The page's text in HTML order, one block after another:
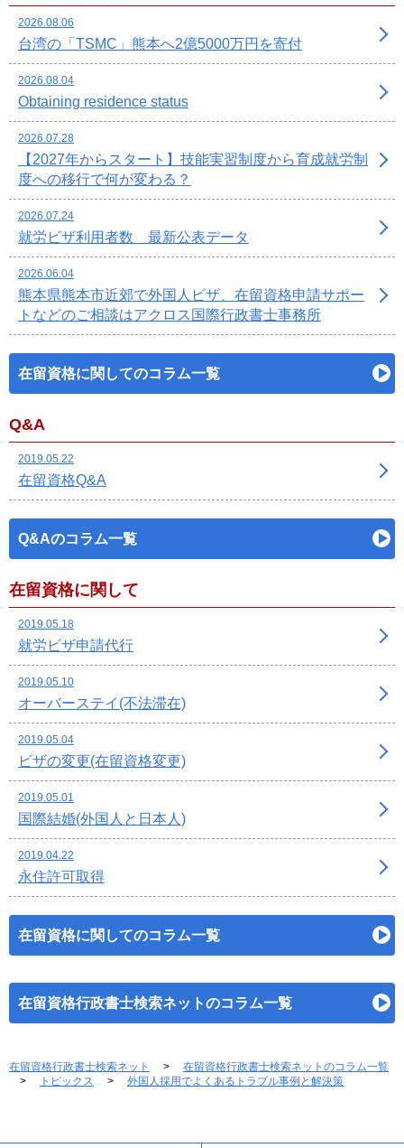
2026.08.06
台湾の「TSMC」熊本へ2億5000万円を寄付
2026.08.04
Obtaining residence status
2026.07.28
【2027年からスタート】技能実習制度から育成就労制
度への移行で何が変わる？
2026.07.24
就労ビザ利用者数 最新公表データ
2026.06.04
熊本県熊本市近郊で外国人ビザ、在留資格申請サポー
トなどのご相談はアクロス国際行政書士事務所
在留資格に関してのコラム一覧
Q&A
2019.05.22
在留資格Q&A
Q&Aのコラム一覧
在留資格に関して
2019.05.18
就労ビザ申請代行
2019.05.10
オーバーステイ(不法滞在)
2019.05.04
ビザの変更(在留資格変更)
2019.05.01
国際結婚(外国人と日本人)
2019.04.22
永住許可取得
在留資格に関してのコラム一覧
在留資格行政書士検索ネットのコラム一覧
在留資格行政書士検索ネット
在留資格行政書士検索ネットのコラム一覧
トピックス
外国人採用でよくあるトラブル事例と解決策